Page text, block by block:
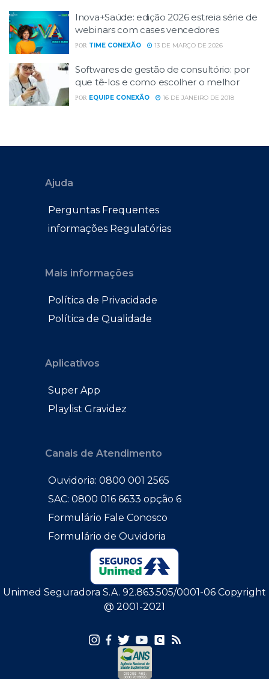
Inova+Saúde: edição 2026 estreia série de
webinars com cases vencedores
POR TIME CONEXÃO 13 DE MARÇO DE 2026
Softwares de gestão de consultório: por
que tê-los e como escolher o melhor
POR EQUIPE CONEXÃO 16 DE JANEIRO DE 2018
Ajuda
Perguntas Frequentes
informações Regulatórias
Mais informações
Política de Privacidade
Política de Qualidade
Aplicativos
Super App
Playlist Gravidez
Canais de Atendimento
Ouvidoria: 0800 001 2565
SAC: 0800 016 6633 opção 6
Formulário Fale Conosco
Formulário de Ouvidoria
Unimed Seguradora S.A. 92.863.505/0001-06 Copyright
@ 2001-2021